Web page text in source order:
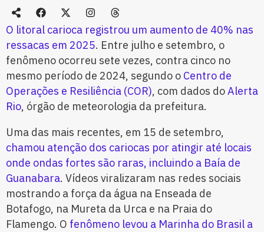
O litoral carioca registrou um aumento de 40% nas
ressacas em 2025. Entre julho e setembro, o
fenômeno ocorreu sete vezes, contra cinco no
mesmo período de 2024, segundo o Centro de
Operações e Resiliência (COR), com dados doAlerta
Rio, órgão de meteorologia da prefeitura.
Uma das mais recentes, em 15 de setembro,
chamou atenção dos cariocas por atingir até locais
onde ondas fortes são raras, incluindo a Baía de
Guanabara. Vídeos viralizaram nas redes sociais
mostrando a força da água na Enseada de
Botafogo, na Mureta da Urca e na Praia do
Flamengo. O fenômeno levou a Marinha do Brasil a